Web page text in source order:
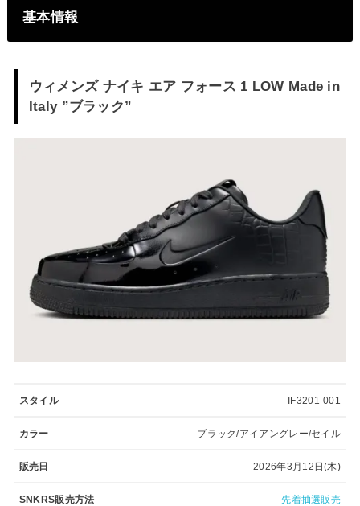
基本情報
ウィメンズ ナイキ エア フォース 1 LOW Made in
Italy”ブラック”
スタイル IF3201-001
カラー ブラック/アイアングレー/セイル
販売日 2026年3月12日(木)
SNKRS販売方法 先着抽選販売